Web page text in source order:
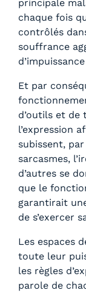
principale
chaque fois
contrôlés
souffrance
Et par
d’outils et de
l’expression
subissent,
sarcasmes,
d’autres se
que le
garantirait
de s’exercer
Les espaces
toute leur
les règles
parole de